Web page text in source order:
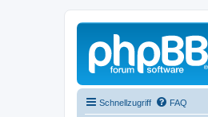
Schnellzugriff FAQ